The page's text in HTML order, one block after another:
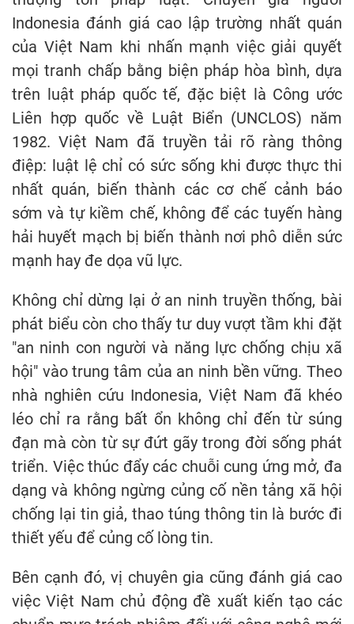
Indonesia đánh giá cao lập trường nhất quán
của Việt Nam khi nhấn mạnh việc giải quyết
mọi tranh chấp bằng biện pháp hòa bình, dựa
trên luật pháp quốc tế, đặc biệt là Công ước
Liên hợp quốc về Luật Biển (UNCLOS) năm
1982. Việt Nam đã truyền tải rõ ràng thông
điệp: luật lệ chỉ có sức sống khi được thực thi
nhất quán, biến thành các cơ chế cảnh báo
sớm và tự kiềm chế, không để các tuyến hàng
hải huyết mạch bị biến thành nơi phô diễn sức
mạnh hay đe dọa vũ lực.
Không chỉ dừng lại ở an ninh truyền thống, bài
phát biểu còn cho thấy tư duy vượt tầm khi đặt
"an ninh con người và năng lực chống chịu xã
hội" vào trung tâm của an ninh bền vững. Theo
nhà nghiên cứu Indonesia, Việt Nam đã khéo
léo chỉ ra rằng bất ổn không chỉ đến từ súng
đạn mà còn từ sự đứt gãy trong đời sống phát
triển. Việc thúc đẩy các chuỗi cung ứng mở, đa
dạng và không ngừng củng cố nền tảng xã hội
chống lại tin giả, thao túng thông tin là bước đi
thiết yếu để củng cố lòng tin.
Bên cạnh đó, vị chuyên gia cũng đánh giá cao
việc Việt Nam chủ động đề xuất kiến tạo các